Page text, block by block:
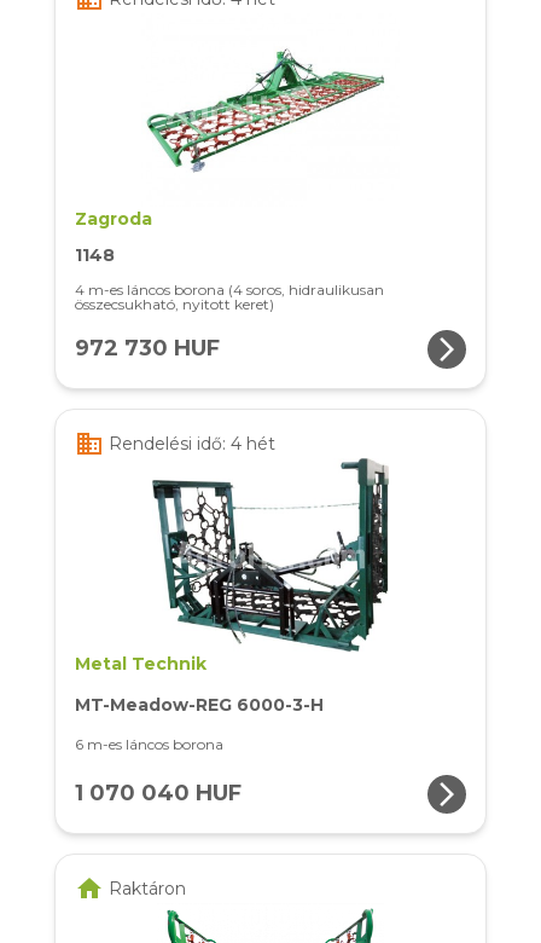
Zagroda
1148
4 m-es láncos borona (4 soros, hidraulikusan
összecsukható, nyitott keret)
972 730 HUF arrow_forward_ios
business Rendelési idő: 4 hét
Metal Technik
MT-Meadow-REG 6000-3-H
6 m-es láncos borona
1 070 040 HUF arrow_forward_ios
home Raktáron